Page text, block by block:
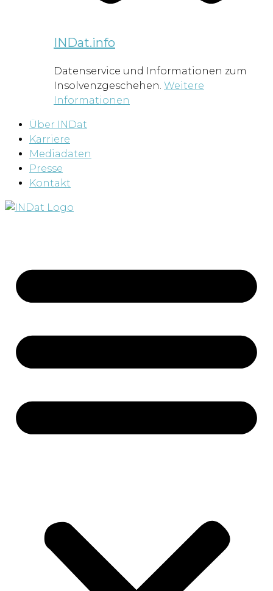
INDat.info
Datenservice und Informationen zum
Insolvenzgeschehen. Weitere
Informationen
Über INDat
Karriere
Mediadaten
Presse
Kontakt